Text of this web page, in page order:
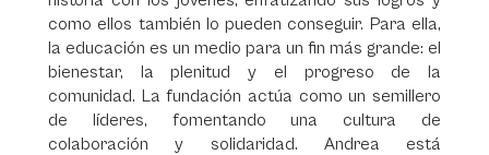
como ellos también lo pueden conseguir. Para ella,
la educación es un medio para un fin más grande: el
bienestar, la plenitud y el progreso de la
comunidad. La fundación actúa como un semillero
de líderes, fomentando una cultura de
colaboración y solidaridad. Andrea está